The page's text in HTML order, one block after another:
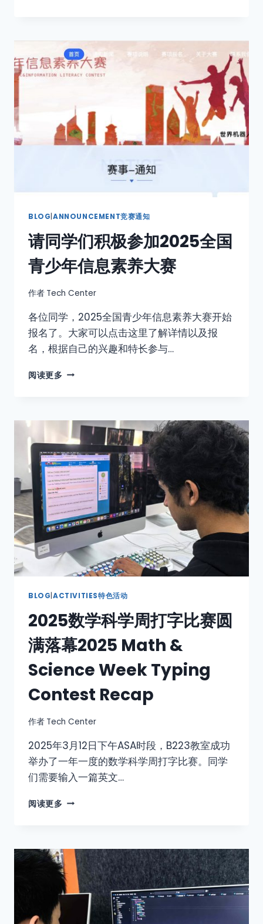
BLOG ANNOUNCEMENT竞赛通知
请同学们积极参加2025全国
青少年信息素养大赛
作者 Tech Center
各位同学，2025全国青少年信息素养大赛开始
报名了。大家可以点击这里了解详情以及报
名，根据自己的兴趣和特长参与…
阅读更多
BLOG ACTIVITIES特色活动
2025数学科学周打字比赛圆
满落幕2025 Math &
Science Week Typing
Contest Recap
作者 Tech Center
2025年3月12日下午ASA时段，B223教室成功
举办了一年一度的数学科学周打字比赛。同学
们需要输入一篇英文…
阅读更多